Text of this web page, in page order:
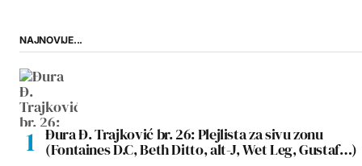
NAJNOVIJE...
Đura Đ. Trajković br. 26: Plejlista za sivu zonu
(Fontaines D.C, Beth Ditto, alt-J, Wet Leg, Gustaf…)